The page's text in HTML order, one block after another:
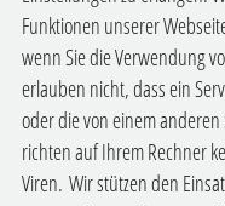
Funktionen unserer
wenn Sie die Verwendung
erlauben nicht, dass ein
oder die von einem
richten auf Ihrem Rechner
Viren. Wir stützen den